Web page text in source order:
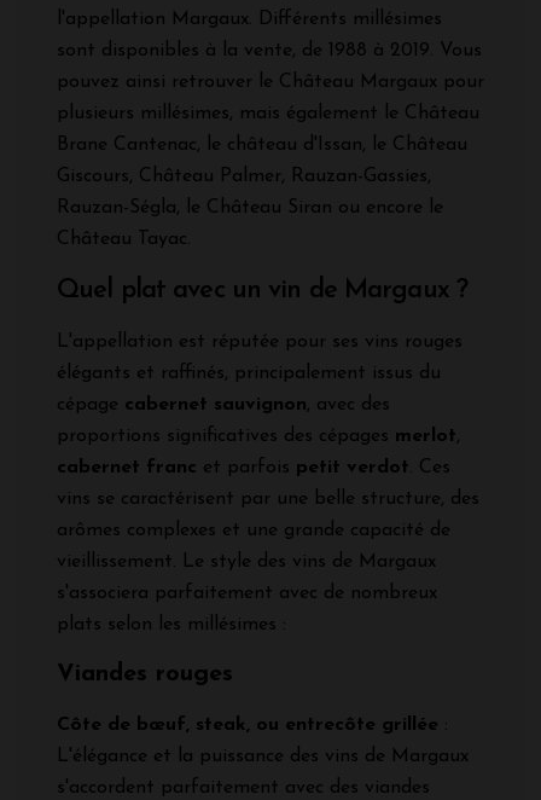
l'appellation Margaux. Différents millésimes
sont disponibles à la vente, de 1988 à 2019. Vous
pouvez ainsi retrouver le Château Margaux pour
plusieurs millésimes, mais également le Château
Brane Cantenac, le château d'Issan, le Château
Giscours, Château Palmer, Rauzan-Gassies,
Rauzan-Ségla, le Château Siran ou encore le
Château Tayac.
Quel plat avec un vin de Margaux ?
L'appellation est réputée pour ses vins rouges
élégants et raffinés, principalement issus du
cépage cabernet sauvignon, avec des
proportions significatives des cépages merlot,
cabernet franc et parfois petit verdot. Ces
vins se caractérisent par une belle structure, des
arômes complexes et une grande capacité de
vieillissement. Le style des vins de Margaux
s'associera parfaitement avec de nombreux
plats selon les millésimes :
Viandes rouges
Côte de bœuf, steak, ou entrecôte grillée :
L'élégance et la puissance des vins de Margaux
s'accordent parfaitement avec des viandes